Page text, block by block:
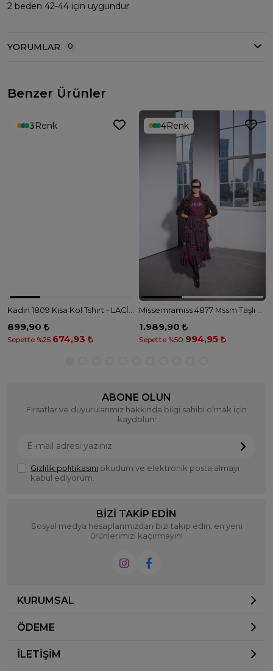
2 beden 42-44 için uygundur
YORUMLAR 0
Benzer Ürünler
3Renk
899,90
Sepette %25 674,93
4Renk
1.989,90
Sepette %50 994,95
ABONE OLUN
Fırsatlar ve duyurularımız hakkında bilgi sahibi olmak için
kaydolun!
Gizlilik politikasını okudum ve elektronik posta almayı
kabul ediyorum.
BIZI TAKIP EDIN
Sosyal medya hesaplarımızdan bizi takip edin, en yeni
ürünlerimizi kaçırmayın!
KURUMSAL
ÖDEME
İLETİŞİM